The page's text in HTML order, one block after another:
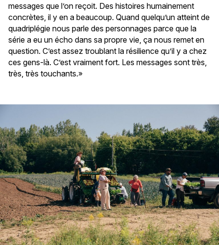
messages que l’on reçoit. Des histoires humainement
concrètes, il y en a beaucoup. Quand quelqu’un atteint de
quadriplégie nous parle des personnages parce que la
série a eu un écho dans sa propre vie, ça nous remet en
question. C’est assez troublant la résilience qu’il y a chez
ces gens-là. C’est vraiment fort. Les messages sont très,
très, très touchants.»